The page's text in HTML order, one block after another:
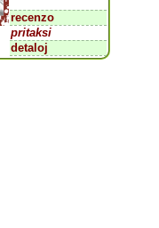
recenzo
pritaksi
detaloj